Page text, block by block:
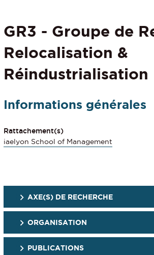
GR3 - Groupe de
Relocalisation &
Réindustrialisation
Informations générales
Rattachement(s)
iaelyon School of Management
AXE(S) DE RECHERCHE
ORGANISATION
PUBLICATIONS